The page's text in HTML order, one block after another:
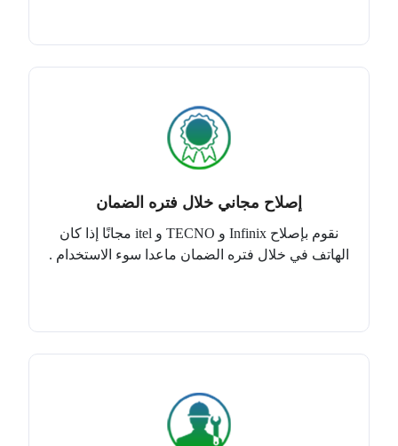
إصلاح مجاني خلال فتره الضمان
نقوم بإصلاح Infinix و TECNO و itel مجانًا إذا كان
الهاتف في خلال فتره الضمان ماعدا سوء الاستخدام .